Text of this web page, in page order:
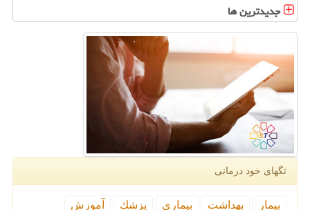
جدیدترین ها
تگهای خود درمانی
بیمار بهداشت بیماری پزشك آموزش